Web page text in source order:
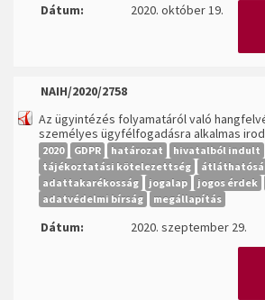
Dátum:
2020. október 19.
NAIH/2020/2758
Az ügyintézés folyamatáról való
személyes ügyfélfogadásra alkalmas
2020 GDPR határozat
hivatalból indult
tájékoztatási kötelezettség
adattakarékosság
jogalap jogos érdek
adatvédelmi bírság
megállapítás
Dátum: 2020. szeptember 29.